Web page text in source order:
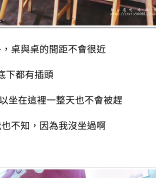
桌與桌的間距不會很近
下都有插頭
坐在這裡一整天也不會被趕
不知，因為我沒坐過啊